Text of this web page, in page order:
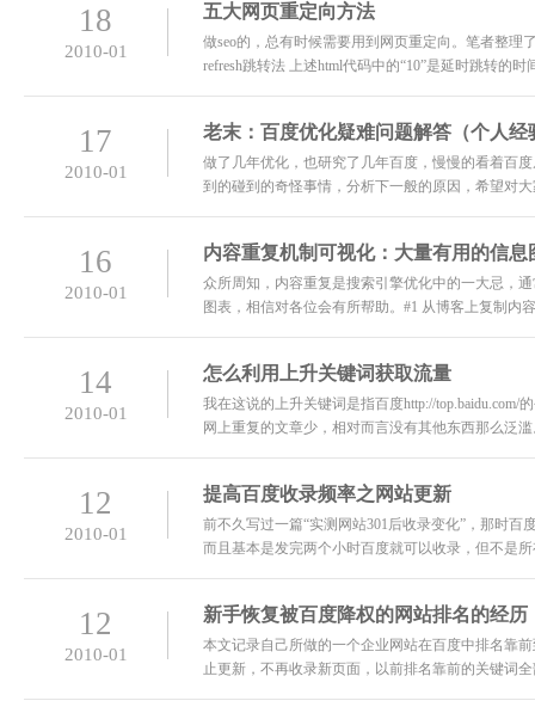
18
2010-01
五大网页重定向方法
做seo的，总有时候需要用到网页重定向。笔者整理
refresh跳转法 上述html代码中的“10”是延时跳转的
17
2010-01
老末：百度优化疑难问题解答（个人经
做了几年优化，也研究了几年百度，慢慢的看着百
到的碰到的奇怪事情，分析下一般的原因，希望对
16
2010-01
内容重复机制可视化：大量有用的信息
众所周知，内容重复是搜索引擎优化中的一大忌，
图表，相信对各位会有所帮助。#1 从博客上复制内
14
2010-01
怎么利用上升关键词获取流量
我在这说的上升关键词是指百度http://
网上重复的文章少，相对而言没有其他东西那么泛
12
2010-01
提高百度收录频率之网站更新
前不久写过一篇“实测网站301后收录变化”，那时
而且基本是发完两个小时百度就可以收录，但不是
12
2010-01
新手恢复被百度降权的网站排名的经历
本文记录自己所做的一个企业网站在百度中排名靠
止更新，不再收录新页面，以前排名靠前的关键词